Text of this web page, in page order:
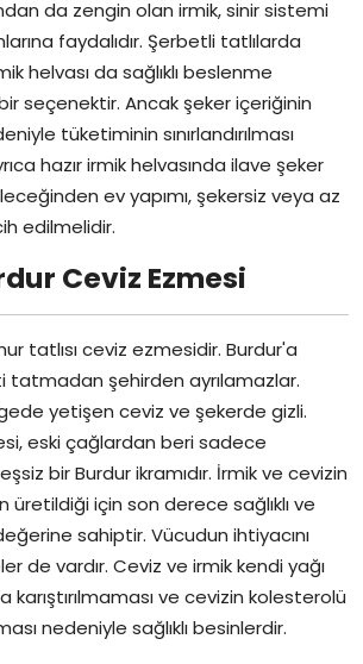
da zengin olan irmik, sinir sistemi
faydalıdır. Şerbetli tatlılarda
helvası da sağlıklı beslenme
seçenektir. Ancak şeker içeriğinin
tüketiminin sınırlandırılması
hazır irmik helvasında ilave şeker
ev yapımı, şekersiz veya az
edilmelidir.
Ceviz Ezmesi
tatlısı ceviz ezmesidir. Burdur'a
tatmadan şehirden ayrılamazlar.
yetişen ceviz ve şekerde gizli.
eski çağlardan beri sadece
bir Burdur ikramıdır. İrmik ve cevizin
üretildiği için son derece sağlıklı ve
sahiptir. Vücudun ihtiyacını
de vardır. Ceviz ve irmik kendi yağı
karıştırılmaması ve cevizin kolesterolü
nedeniyle sağlıklı besinlerdir.